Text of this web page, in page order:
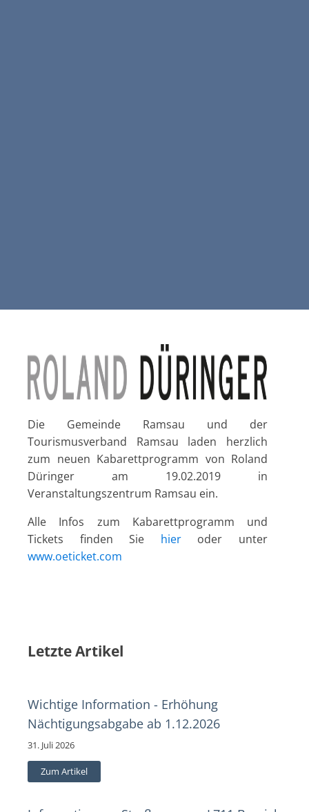
Die Gemeinde Ramsau und der
Tourismusverband Ramsau laden herzlich
zum neuen Kabarettprogramm von Roland
Düringer am 19.02.2019 in
Veranstaltungszentrum Ramsau ein.
Alle Infos zum Kabarettprogramm und
Tickets finden Sie hieroder unter
www.oeticket.com
Letzte Artikel
Wichtige Information - Erhöhung
Nächtigungsabgabe ab 1.12.2026
31. Juli 2026
Zum Artikel